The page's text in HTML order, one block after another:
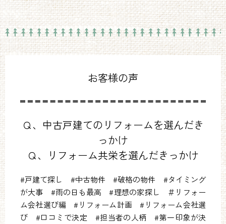
お客様の声
Ｑ、中古戸建てのリフォームを選んだき
っかけ
Ｑ、リフォーム共栄を選んだきっかけ
#戸建て探し #中古物件 #破格の物件 #タイミング
が大事 #雨の日も最高 #理想の家探し ＃リフォー
ム会社選び編 #リフォーム計画 #リフォーム会社選
び #口コミで決定 #担当者の人柄 #第一印象が決